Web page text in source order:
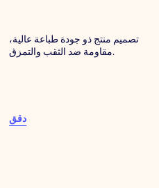
تصميم منتج ذو جودة طباعة عالية،
مقاومة ضد الثقب والتمزق.
دقق